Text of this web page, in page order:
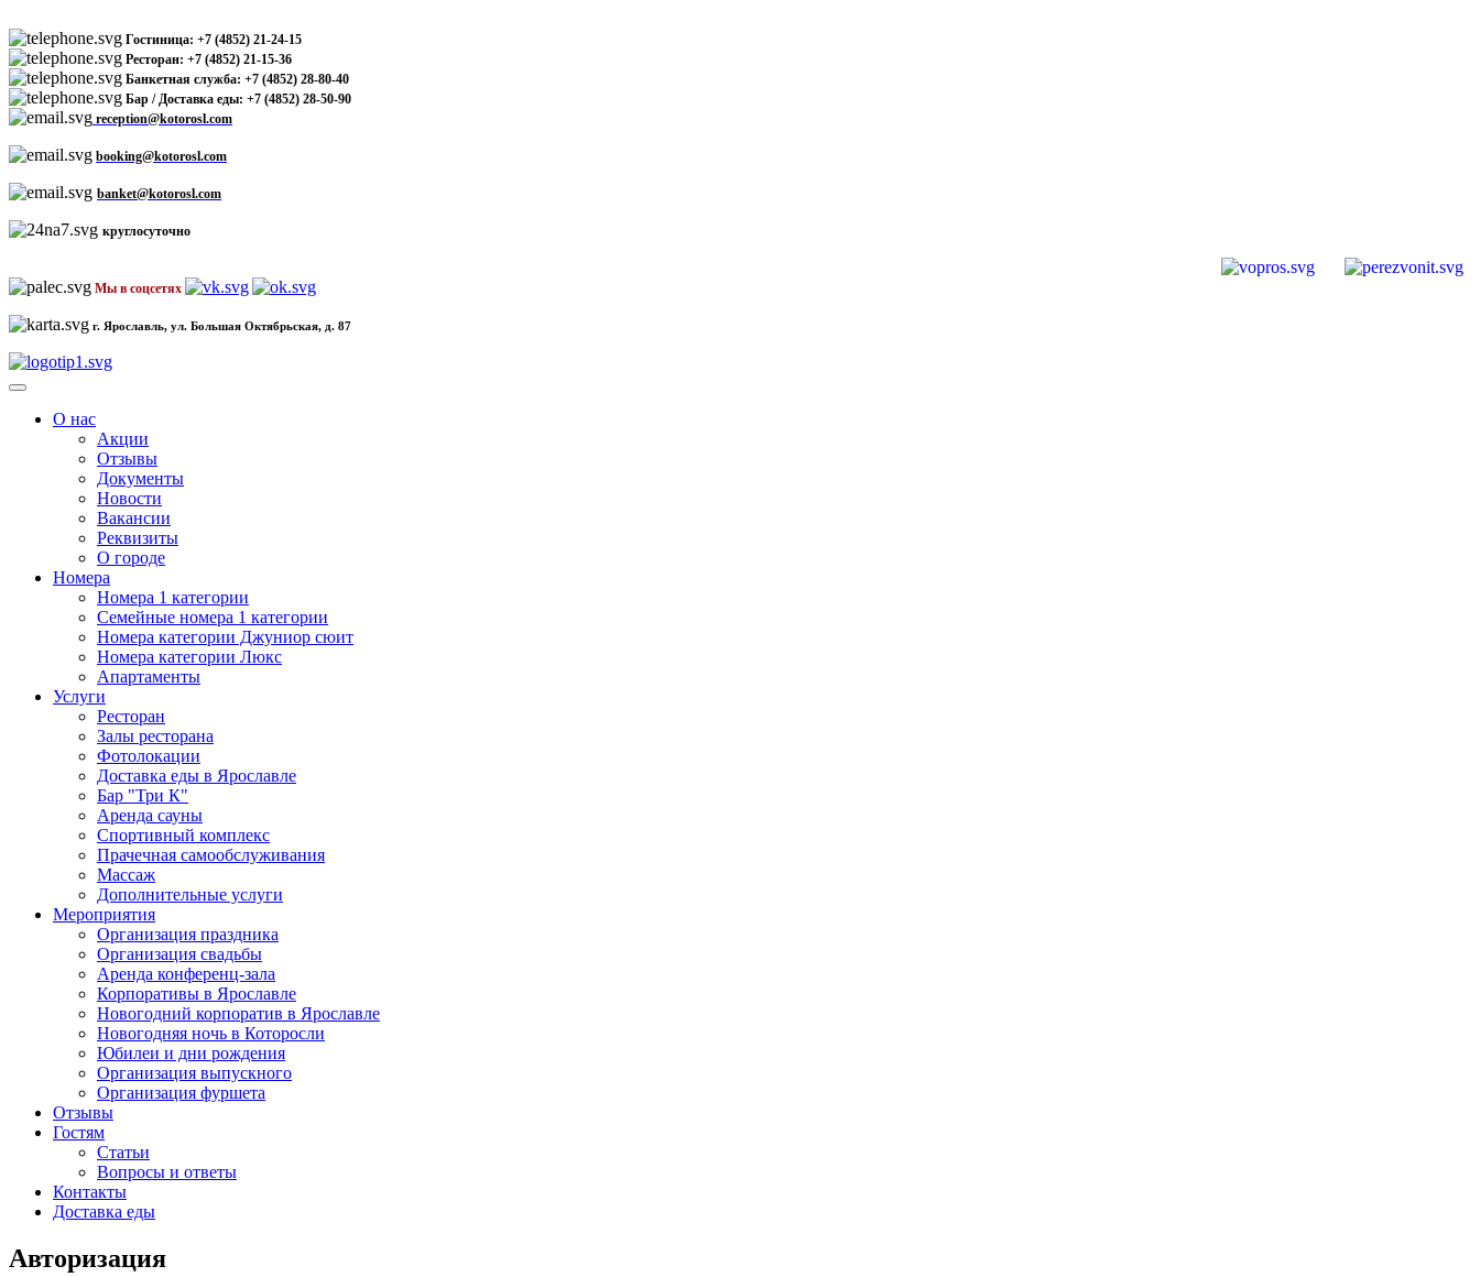
Гостиница: +7 (4852) 21-24-15
Ресторан: +7 (4852) 21-15-36
Банкетная служба: +7 (4852) 28-80-40
Бар / Доставка еды: +7 (4852) 28-50-90
reception@kotorosl.com
booking@kotorosl.com
banket@kotorosl.com
круглосуточно
Мы в соцсетях
г. Ярославль, ул. Большая Октябрьская, д. 87
О нас
Акции
Отзывы
Документы
Новости
Вакансии
Реквизиты
О городе
Номера
Номера 1 категории
Семейные номера 1 категории
Номера категории Джуниор сюит
Номера категории Люкс
Апартаменты
Услуги
Ресторан
Залы ресторана
Фотолокации
Доставка еды в Ярославле
Бар "Три К"
Аренда сауны
Спортивный комплекс
Прачечная самообслуживания
Массаж
Дополнительные услуги
Мероприятия
Организация праздника
Организация свадьбы
Аренда конференц-зала
Корпоративы в Ярославле
Новогодний корпоратив в Ярославле
Новогодняя ночь в Которосли
Юбилеи и дни рождения
Организация выпускного
Организация фуршета
Отзывы
Гостям
Статьи
Вопросы и ответы
Контакты
Доставка еды
Авторизация